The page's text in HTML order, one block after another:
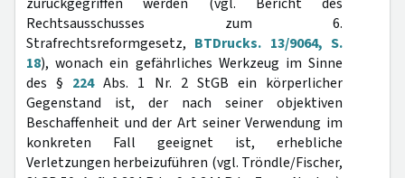
Rechtsausschusses zum 6.
Strafrechtsreformgesetz, BTDrucks. 13/9064, S.
18), wonach ein gefährliches Werkzeug im Sinne
des § 224Abs. 1 Nr. 2 StGB ein körperlicher
Gegenstand ist, der nach seiner objektiven
Beschaffenheit und der Art seiner Verwendung im
konkreten Fall geeignet ist, erhebliche
Verletzungen herbeizuführen (vgl. Tröndle/Fischer,